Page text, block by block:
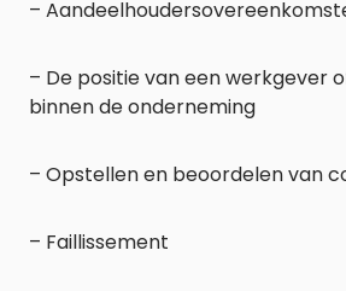
–
– De positie van een werkgever
binnen de onderneming
– Opstellen en beoordelen van
– Faillissement